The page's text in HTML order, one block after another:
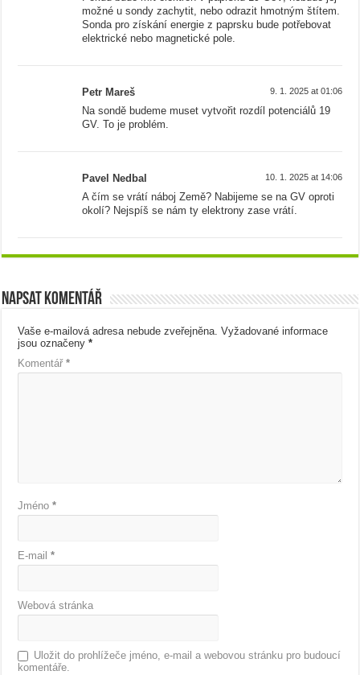
možné u sondy zachytit, nebo odrazit hmotným štítem.
Sonda pro získání energie z paprsku bude potřebovat
elektrické nebo magnetické pole.
Petr Mareš 9. 1. 2025 at 01:06
Na sondě budeme muset vytvořit rozdíl potenciálů 19
GV. To je problém.
Pavel Nedbal 10. 1. 2025 at 14:06
A čím se vrátí náboj Země? Nabijeme se na GV oproti
okolí? Nejspíš se nám ty elektrony zase vrátí.
Napsat komentář
Vaše e-mailová adresa nebude zveřejněna. Vyžadované informace
jsou označeny*
Komentář*
Jméno*
E-mail*
Webová stránka
Uložit do prohlížeče jméno, e-mail a webovou stránku pro budoucí
komentáře.